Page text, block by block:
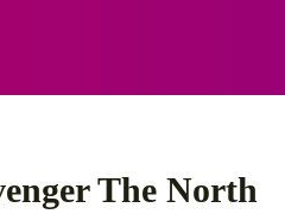
The North